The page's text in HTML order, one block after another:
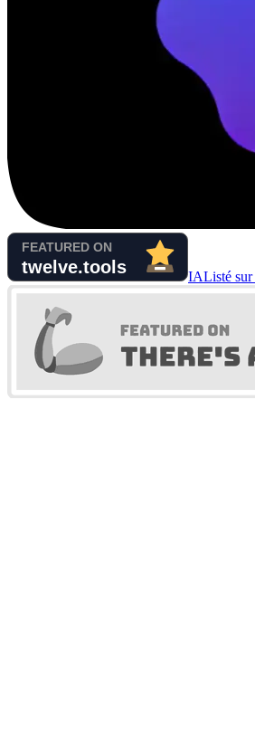
IAListé sur